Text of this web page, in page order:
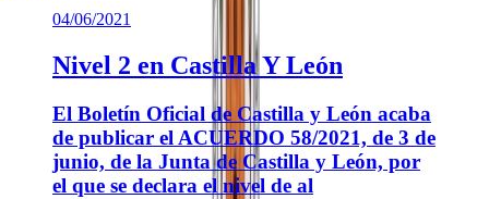
04/06/2021
Nivel 2 en Castilla Y León
El Boletín Oficial de Castilla y León acaba
de publicar el ACUERDO 58/2021, de 3 de
junio, de la Junta de Castilla y León, por
el que se declara el nivel de al